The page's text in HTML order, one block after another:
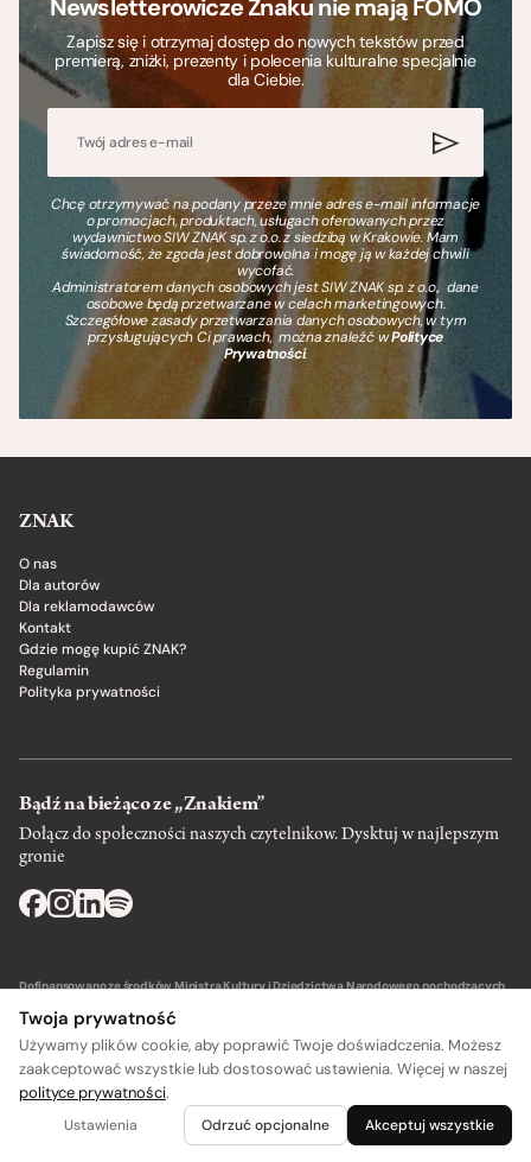
Newsletterowicze Znaku nie mają FOMO
Zapisz się i otrzymaj dostęp do nowych tekstów przed
premierą, zniżki, prezenty i polecenia kulturalne specjalnie
dla Ciebie.
Chcę otrzymywać na podany przeze mnie adres e-mail informacje
o promocjach, produktach, usługach oferowanych przez
wydawnictwo SIW ZNAK sp. z o.o. z siedzibą w Krakowie. Mam
świadomość, że zgoda jest dobrowolna i mogę ją w każdej chwili
wycofać.
Administratorem danych osobowych jest SIW ZNAK sp. z o.o., dane
osobowe będą przetwarzane w celach marketingowych.
Szczegółowe zasady przetwarzania danych osobowych, w tym
przysługujących Ci prawach, można znaleźć wPolityce
Prywatności.
ZNAK
O nas
Dla autorów
Dla reklamodawców
Kontakt
Gdzie mogę kupić ZNAK?
Regulamin
Polityka prywatności
Bądź na bieżąco ze „Znakiem”
Dołącz do społeczności naszych czytelnikow. Dysktuj w najlepszym
gronie
Dofinansowano ze środków Ministra Kultury i Dziedzictwa Narodowego pochodzących
Wydawca: SIW Znak w Krakowie
Twoja prywatność
Używamy plików cookie, aby poprawić Twoje doświadczenia. Możesz
zaakceptować wszystkie lub dostosować ustawienia. Więcej w naszej
polityce prywatności.
Ustawienia Odrzuć opcjonalne Akceptuj wszystkie